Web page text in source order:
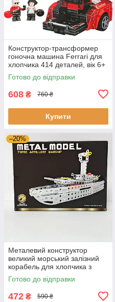
Конструктор-трансформер
гоночна машина Ferrari для
хлопчика 414 деталей, вік 6+
Готово до відправки
608 ₴ 760 ₴
Купити
–20%
Металевий конструктор
великий морський залізний
корабель для хлопчика з
гайками та болтами для
занять
Готово до відправки
472 ₴ 590 ₴